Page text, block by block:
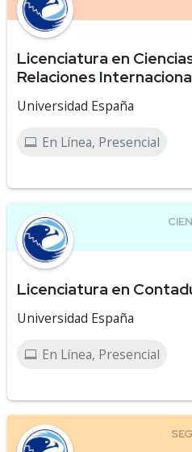
Licenciatura en
Relaciones
Universidad España
En Línea, Presencial
Licenciatura en
Universidad España
En Línea, Presencial